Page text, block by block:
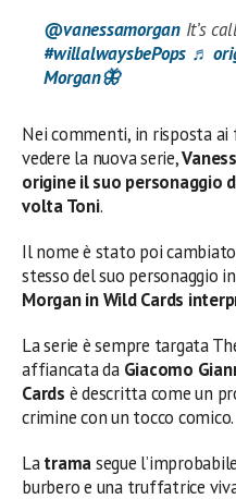
@vanessamorganIt’s
#willalwaysbePops ♬
Morgan🦋
Nei commenti, in risposta
vedere la nuova serie,
origine il suo personaggio
volta Toni.
Il nome è stato poi
stesso del suo personaggio in
Morgan in Wild Cards
La serie è sempre targata
affiancata da Giacomo
Cards è descritta come un
crimine con un tocco comico.
Latramasegue
burbero e una truffatrice